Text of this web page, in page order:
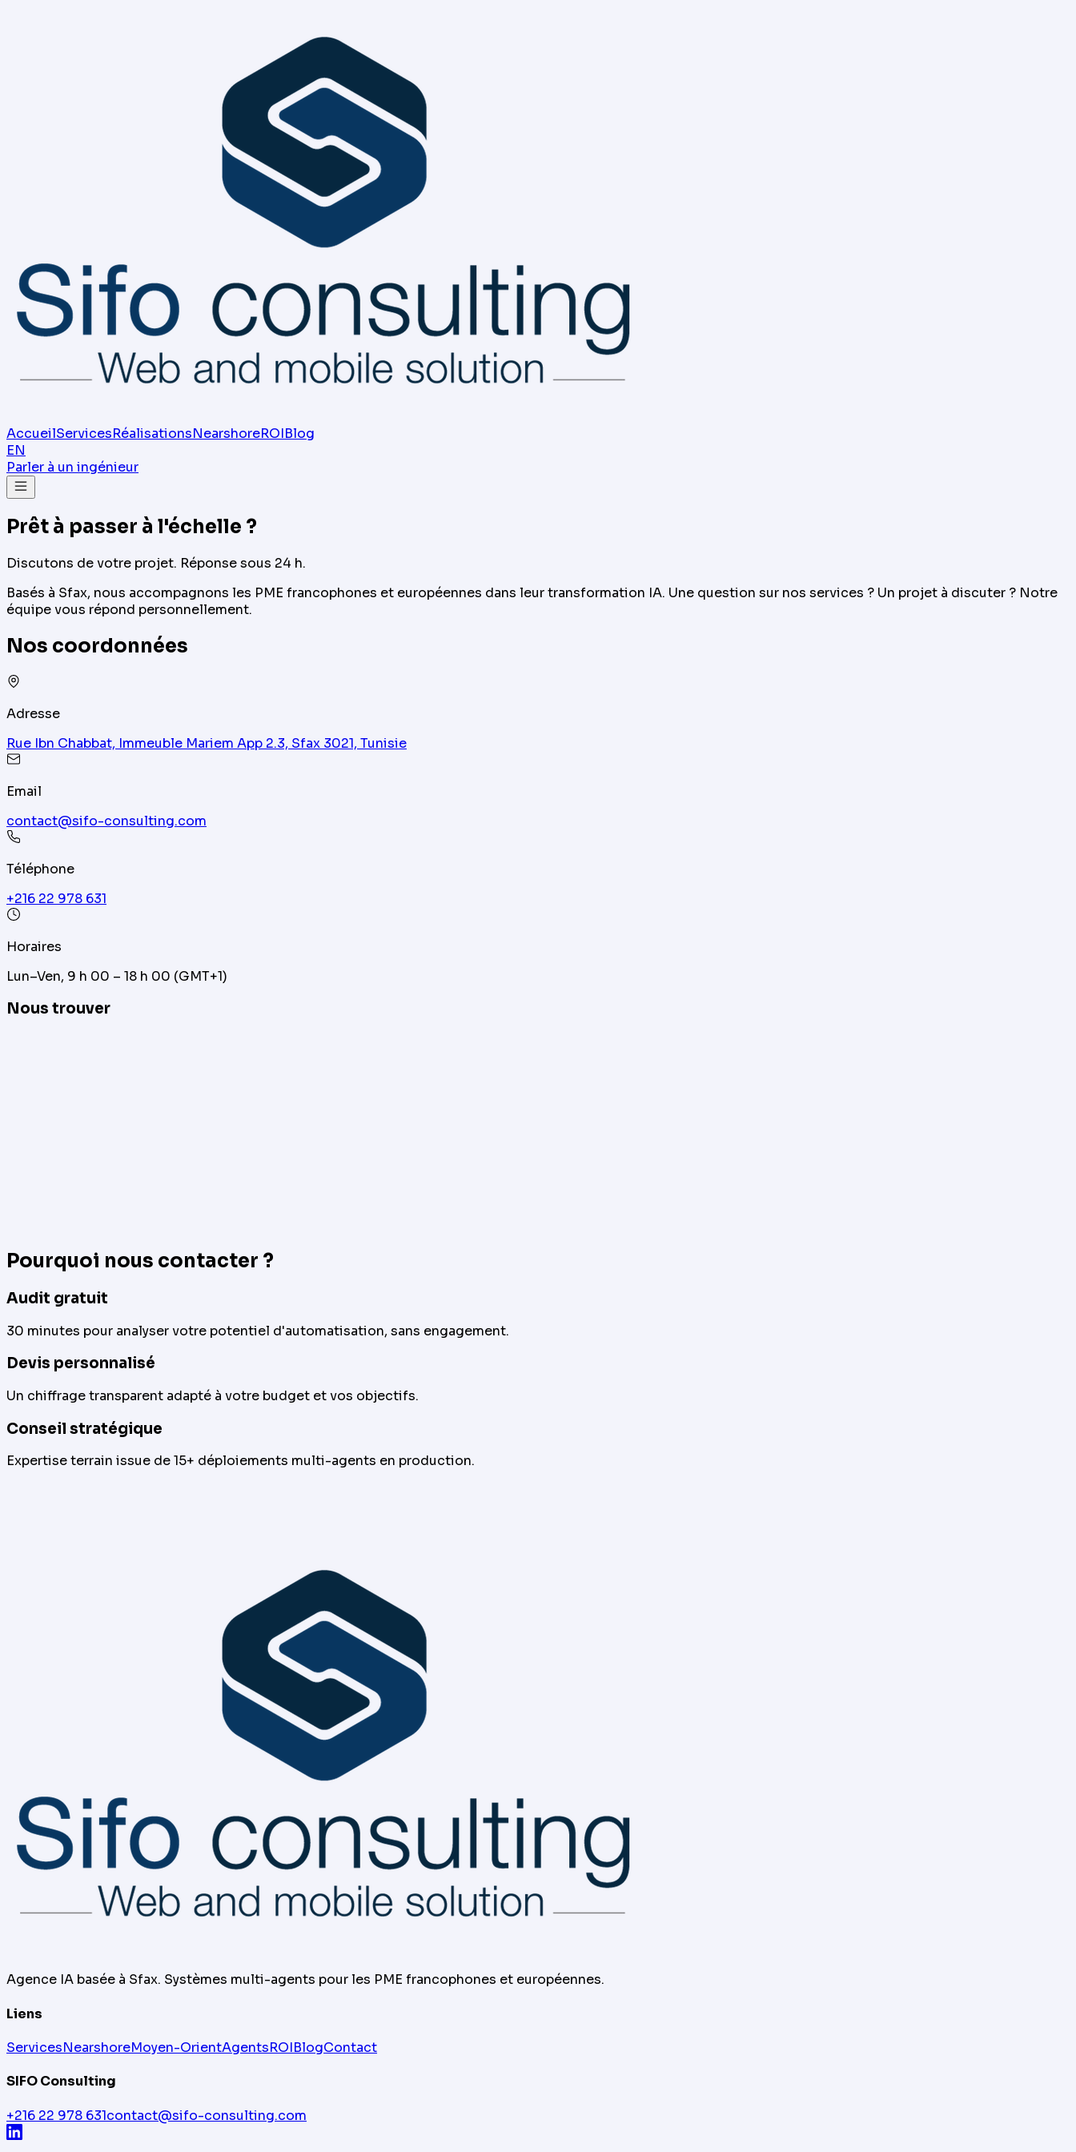
AccueilServicesRéalisationsNearshoreROIBlog
EN
Parler à un ingénieur
Prêt à passer à l'échelle ?
Discutons de votre projet. Réponse sous 24 h.
Basés à Sfax, nous accompagnons les PME francophones et européennes dans leur transformation IA. Une question sur nos services ? Un projet à discuter ? Notre
équipe vous répond personnellement.
Nos coordonnées
Adresse
Rue Ibn Chabbat, Immeuble Mariem App 2.3, Sfax 3021, Tunisie
Email
contact@sifo-consulting.com
Téléphone
+216 22 978 631
Horaires
Lun–Ven, 9 h 00 – 18 h 00 (GMT+1)
Nous trouver
Pourquoi nous contacter ?
Audit gratuit
30 minutes pour analyser votre potentiel d'automatisation, sans engagement.
Devis personnalisé
Un chiffrage transparent adapté à votre budget et vos objectifs.
Conseil stratégique
Expertise terrain issue de 15+ déploiements multi-agents en production.
Agence IA basée à Sfax. Systèmes multi-agents pour les PME francophones et européennes.
Liens
ServicesNearshoreMoyen-OrientAgentsROIBlogContact
SIFO Consulting
+216 22 978 631contact@sifo-consulting.com